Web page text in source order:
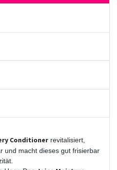
Conditioner revitalisiert,
und macht dieses gut frisierbar